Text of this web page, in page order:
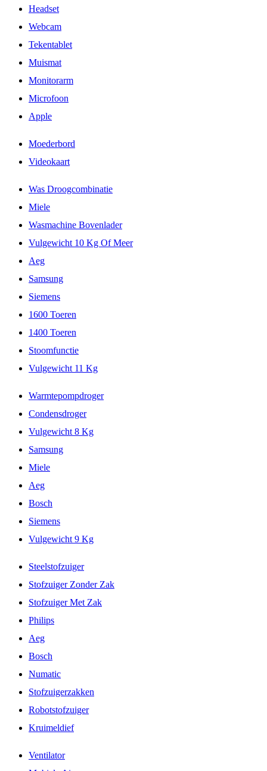
Headset
Webcam
Tekentablet
Muismat
Monitorarm
Microfoon
Apple
Moederbord
Videokaart
Was Droogcombinatie
Miele
Wasmachine Bovenlader
Vulgewicht 10 Kg Of Meer
Aeg
Samsung
Siemens
1600 Toeren
1400 Toeren
Stoomfunctie
Vulgewicht 11 Kg
Warmtepompdroger
Condensdroger
Vulgewicht 8 Kg
Samsung
Miele
Aeg
Bosch
Siemens
Vulgewicht 9 Kg
Steelstofzuiger
Stofzuiger Zonder Zak
Stofzuiger Met Zak
Philips
Aeg
Bosch
Numatic
Stofzuigerzakken
Robotstofzuiger
Kruimeldief
Ventilator